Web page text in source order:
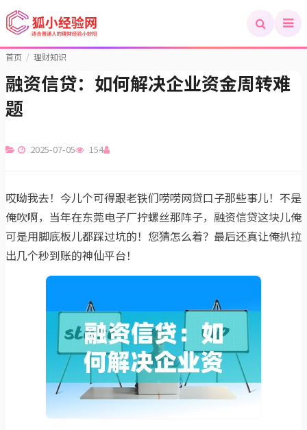
首页 / 理财知识
融资信贷：如何解决企业资金周转难
题
2025-07-05 154
哎呦我去！今儿个可得跟老铁们唠唠网贷口子那些事儿！不是
俺吹啊，当年在东莞电子厂拧螺丝那阵子，融资信贷这块儿俺
可是用脚底板儿都踩过坑的！您猜怎么着？最后还真让俺扒拉
出几个秒到账的神仙平台！